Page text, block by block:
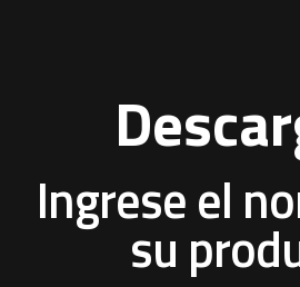
Ingrese el
su